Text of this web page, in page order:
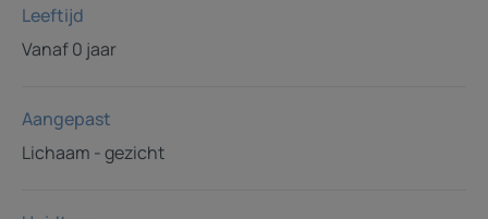
Leeftijd
Vanaf 0 jaar
Aangepast
Lichaam - gezicht